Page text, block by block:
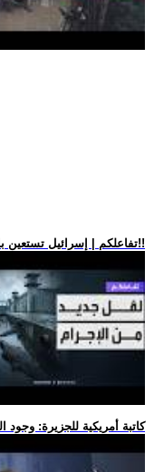
.. تفاعلكم | إسرائيل تستعين بالتماسيح ضد الأسرى الفلسطينيين!!
.. كاتبة أمريكية للجزيرة: